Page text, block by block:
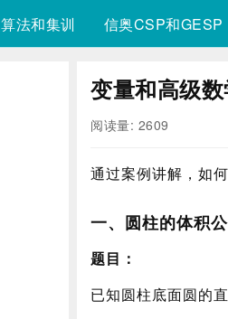
算法和集训 信奥CSP和GESP
变量和高级
阅读量: 2609
通过案例讲解，如
一、圆柱的体积
题目：
已知圆柱底面圆的